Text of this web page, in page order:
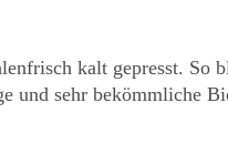
kalt gepresst. So
und sehr bekömmliche